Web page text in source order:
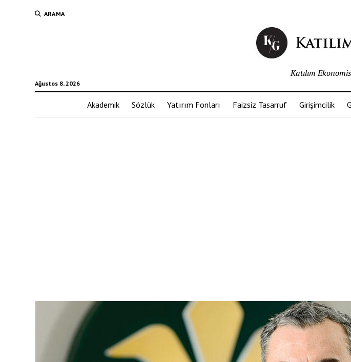
ARAMA
Ağustos 8, 2026
Katılım
Akademik Sözlük Yatırım Fonları Faizsiz Tasarruf Girişimcilik